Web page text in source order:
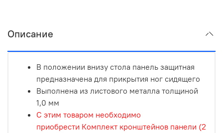
Описание
В положении внизу стола панель защитная
предназначена для прикрытия ног сидящего
Выполнена из листового металла толщиной
1,0 мм
С этим товаром необходимо
приобрести Комплект кронштейнов панели (2